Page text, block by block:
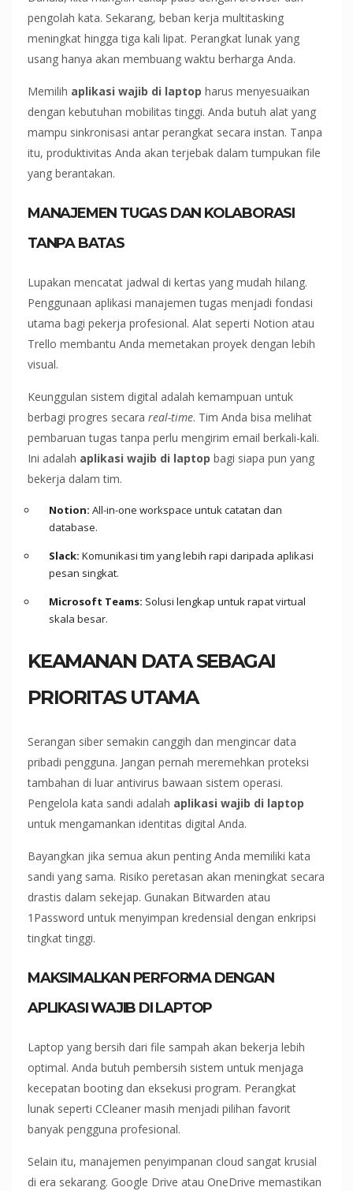
pengolah kata. Sekarang, beban kerja multitasking
meningkat hingga tiga kali lipat. Perangkat lunak yang
usang hanya akan membuang waktu berharga Anda.
Memilih aplikasi wajib di laptop harus menyesuaikan
dengan kebutuhan mobilitas tinggi. Anda butuh alat yang
mampu sinkronisasi antar perangkat secara instan. Tanpa
itu, produktivitas Anda akan terjebak dalam tumpukan file
yang berantakan.
MANAJEMEN TUGAS DAN KOLABORASI
TANPA BATAS
Lupakan mencatat jadwal di kertas yang mudah hilang.
Penggunaan aplikasi manajemen tugas menjadi fondasi
utama bagi pekerja profesional. Alat seperti Notion atau
Trello membantu Anda memetakan proyek dengan lebih
visual.
Keunggulan sistem digital adalah kemampuan untuk
berbagi progres secara real-time. Tim Anda bisa melihat
pembaruan tugas tanpa perlu mengirim email berkali-kali.
Ini adalah aplikasi wajib di laptop bagi siapa pun yang
bekerja dalam tim.
Notion: All-in-one workspace untuk catatan dan
database.
Slack: Komunikasi tim yang lebih rapi daripada aplikasi
pesan singkat.
Microsoft Teams: Solusi lengkap untuk rapat virtual
skala besar.
KEAMANAN DATA SEBAGAI
PRIORITAS UTAMA
Serangan siber semakin canggih dan mengincar data
pribadi pengguna. Jangan pernah meremehkan proteksi
tambahan di luar antivirus bawaan sistem operasi.
Pengelola kata sandi adalah aplikasi wajib di laptop
untuk mengamankan identitas digital Anda.
Bayangkan jika semua akun penting Anda memiliki kata
sandi yang sama. Risiko peretasan akan meningkat secara
drastis dalam sekejap. Gunakan Bitwarden atau
1Password untuk menyimpan kredensial dengan enkripsi
tingkat tinggi.
MAKSIMALKAN PERFORMA DENGAN
APLIKASI WAJIB DI LAPTOP
Laptop yang bersih dari file sampah akan bekerja lebih
optimal. Anda butuh pembersih sistem untuk menjaga
kecepatan booting dan eksekusi program. Perangkat
lunak seperti CCleaner masih menjadi pilihan favorit
banyak pengguna profesional.
Selain itu, manajemen penyimpanan cloud sangat krusial
di era sekarang. Google Drive atau OneDrive memastikan